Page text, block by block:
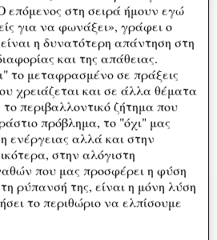
επόμενος στη σειρά ήμουν εγώ
για να φωνάξει», γράφει ο
η δυνατότερη απάντηση στη
και της απάθειας.
το μεταφρασμένο σε πράξεις
χρειάζεται και σε άλλα θέματα
περιβαλλοντικό ζήτημα που
πρόβλημα, το "όχι" μας
αλλά και στην
στην αλόγιστη
που μας προσφέρει η φύση
ρύπανσή της, είναι η μόνη λύση
το περιθώριο να ελπίσουμε